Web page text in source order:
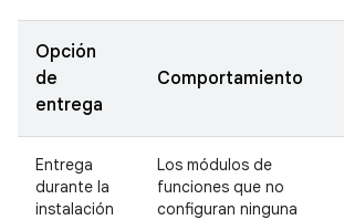
Opción
de
entrega
Comportamiento
Entrega
durante la
instalación
Los módulos de
funciones que no
configuran ninguna